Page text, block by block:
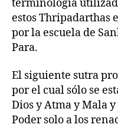
terminología
estos Thripadarthas
por la escuela de
Para.
El siguiente sutra
por el cual sólo se
Dios y Atma y Mala
Poder solo a los